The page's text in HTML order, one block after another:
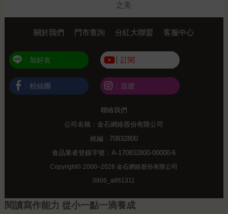
之美
關於我們 門市查詢 分紅大聯盟 客服中心
加好友 訂閱
粉絲團 追蹤
聯絡我們
公司名稱：金石網絡股份有限公司
統編 : 70832800
食品業者登錄字號：A-170832800-00000-6
Copyright© 2000–2026 金石網絡股份有限公司
0806_a861311
閱讀寫作能力 從小一點一滴養成